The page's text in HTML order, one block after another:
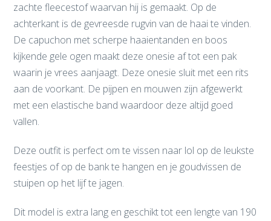
zachte fleecestof waarvan hij is gemaakt. Op de
achterkant is de gevreesde rugvin van de haai te vinden.
De capuchon met scherpe haaientanden en boos
kijkende gele ogen maakt deze onesie af tot een pak
waarin je vrees aanjaagt. Deze onesie sluit met een rits
aan de voorkant. De pijpen en mouwen zijn afgewerkt
met een elastische band waardoor deze altijd goed
vallen.
Deze outfit is perfect om te vissen naar lol op de leukste
feestjes of op de bank te hangen en je goudvissen de
stuipen op het lijf te jagen.
Dit model is extra lang en geschikt tot een lengte van 190